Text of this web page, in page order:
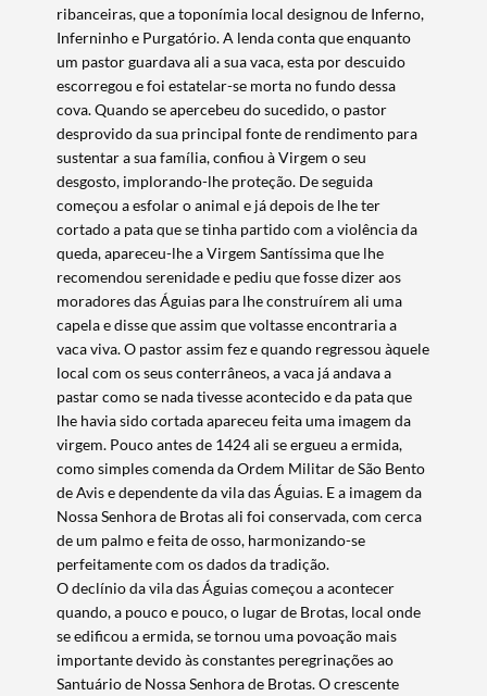
Termo de Pesquisa
Categorias gerais
ribanceiras, que a toponímia local designou de Inferno,
Inferninho e Purgatório. A lenda conta que enquanto
um pastor guardava ali a sua vaca, esta por descuido
escorregou e foi estatelar-se morta no fundo dessa
cova. Quando se apercebeu do sucedido, o pastor
desprovido da sua principal fonte de rendimento para
sustentar a sua família, confiou à Virgem o seu
desgosto, implorando-lhe proteção. De seguida
começou a esfolar o animal e já depois de lhe ter
cortado a pata que se tinha partido com a violência da
queda, apareceu-lhe a Virgem Santíssima que lhe
recomendou serenidade e pediu que fosse dizer aos
moradores das Águias para lhe construírem ali uma
capela e disse que assim que voltasse encontraria a
vaca viva. O pastor assim fez e quando regressou àquele
local com os seus conterrâneos, a vaca já andava a
pastar como se nada tivesse acontecido e da pata que
lhe havia sido cortada apareceu feita uma imagem da
virgem. Pouco antes de 1424 ali se ergueu a ermida,
como simples comenda da Ordem Militar de São Bento
de Avis e dependente da vila das Águias. E a imagem da
Nossa Senhora de Brotas ali foi conservada, com cerca
de um palmo e feita de osso, harmonizando-se
perfeitamente com os dados da tradição.
O declínio da vila das Águias começou a acontecer
quando, a pouco e pouco, o lugar de Brotas, local onde
se edificou a ermida, se tornou uma povoação mais
importante devido às constantes peregrinações ao
Santuário de Nossa Senhora de Brotas. O crescente